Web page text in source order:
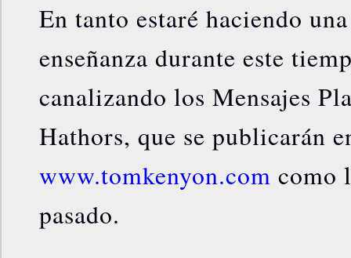
En tanto estaré haciendo
enseñanza durante este
canalizando los Mensajes
Hathors, que se publicarán
www.tomkenyon.com como
pasado.